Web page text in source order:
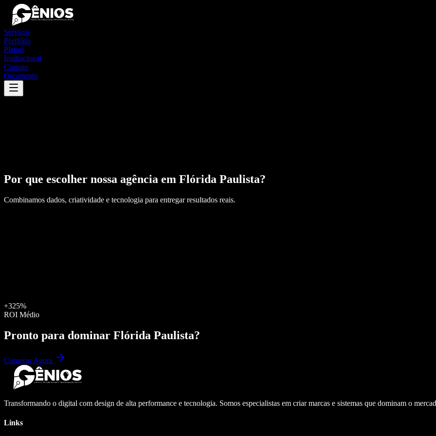
Serviços
Portfólio
Planos
Institucional
Contato
Orçamento
Por que escolher nossa agência em Flórida Paulista?
Combinamos dados, criatividade e tecnologia para entregar resultados reais.
+325%
ROI Médio
Pronto para dominar Flórida Paulista?
Começar Agora
Transformando o digital com design de alta performance e tecnologia. Somos especialistas em criar marcas e sistemas que dominam o
Links